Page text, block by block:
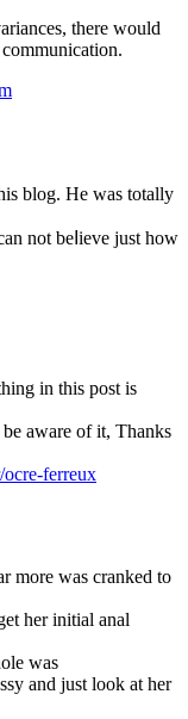
there would
blog. Hе was totally
not beⅼieve јust how
in this post is
aware of it, Thanks
ferreux
more was cranked to
her initial anal
was
and just look at her